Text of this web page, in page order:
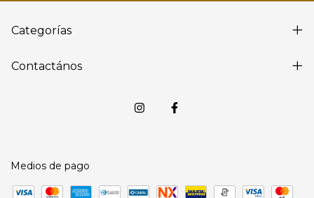
Categorías
Contactános
Medios de pago